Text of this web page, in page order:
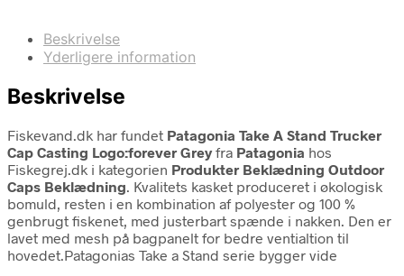
Beskrivelse
Yderligere information
Beskrivelse
Fiskevand.dk har fundet Patagonia Take A Stand Trucker
Cap Casting Logo:forever Greyfra Patagonia hos
Fiskegrej.dk i kategorien Produkter Beklædning Outdoor
Caps Beklædning. Kvalitets kasket produceret i økologisk
bomuld, resten i en kombination af polyester og 100 %
genbrugt fiskenet, med justerbart spænde i nakken. Den er
lavet med mesh på bagpanelt for bedre ventialtion til
hovedet.Patagonias Take a Stand serie bygger vide